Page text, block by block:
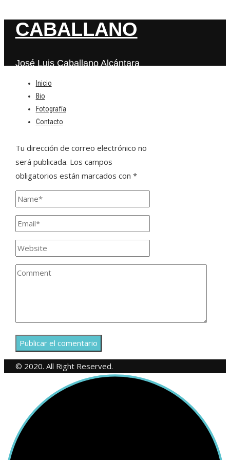
CABALLANO
José Luis Caballano Alcántara
Inicio
Bio
Fotografía
Contacto
Deja una respuesta
Tu dirección de correo electrónico no
será publicada. Los campos
obligatorios están marcados con *
© 2020. All Right Reserved.